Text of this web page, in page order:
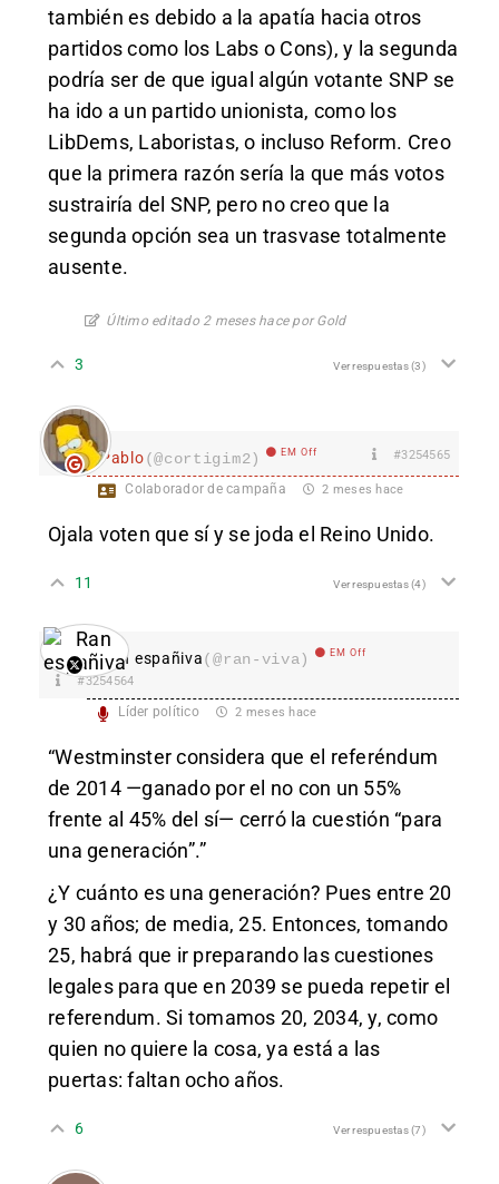
también es debido a la apatía hacia otros
partidos como los Labs o Cons), y la segunda
podría ser de que igual algún votante SNP se
ha ido a un partido unionista, como los
LibDems, Laboristas, o incluso Reform. Creo
que la primera razón sería la que más votos
sustrairía del SNP, pero no creo que la
segunda opción sea un trasvase totalmente
ausente.
Último editado 2 meses hace por Gold
3 Ver respuestas(3)
Pablo(@cortigim2) EM Off #3254565
Colaborador de campaña 2 meses hace
Ojala voten que sí y se joda el Reino Unido.
11 Ver respuestas(4)
Ran españiva(@ran-viva) EM Off
#3254564
Líder político 2 meses hace
“Westminster considera que el referéndum
de 2014 —ganado por el no con un 55%
frente al 45% del sí— cerró la cuestión “para
una generación”.”
¿Y cuánto es una generación? Pues entre 20
y 30 años; de media, 25. Entonces, tomando
25, habrá que ir preparando las cuestiones
legales para que en 2039 se pueda repetir el
referendum. Si tomamos 20, 2034, y, como
quien no quiere la cosa, ya está a las
puertas: faltan ocho años.
6 Ver respuestas(7)